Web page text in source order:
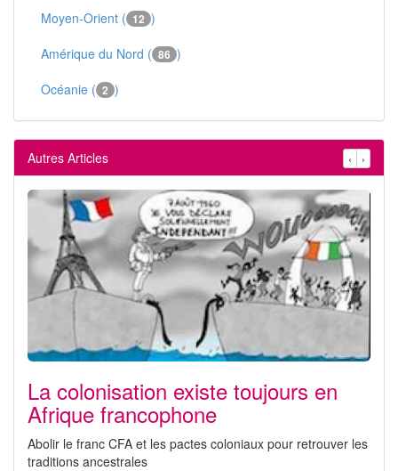
Moyen-Orient ( 12 )
Amérique du Nord ( 86 )
Océanie ( 2 )
Autres Articles ‹ ›
La colonisation existe toujours en
Afrique francophone
Abolir le franc CFA et les pactes coloniaux pour retrouver les
traditions ancestrales